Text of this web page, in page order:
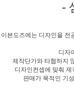
-
이븐도즈에는 디자인을 전
디자
제작단가와 타협하지
디자인컨셉에 맞춰
판매가 목적인 기